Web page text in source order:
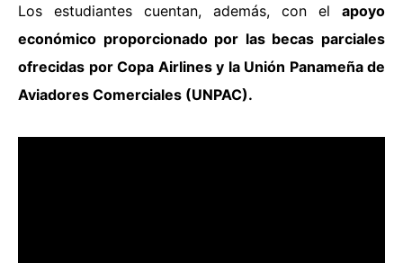
Los estudiantes cuentan, además, con el apoyo
económico proporcionado por las becas parciales
ofrecidas por Copa Airlines y la Unión Panameña de
Aviadores Comerciales (UNPAC).